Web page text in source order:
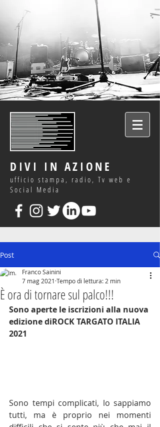
DIVI IN AZIONE
ufficio stampa, radio, Tv web e
Social Media
Post
È ora di tornare sul palco!!!
Franco Sainini
7 mag 2021 Tempo di lettura: 2 min
Sono aperte le iscrizioni alla nuova
edizione diROCK TARGATO ITALIA
2021
Sono tempi complicati, lo sappiamo
tutti, ma è proprio nei momenti